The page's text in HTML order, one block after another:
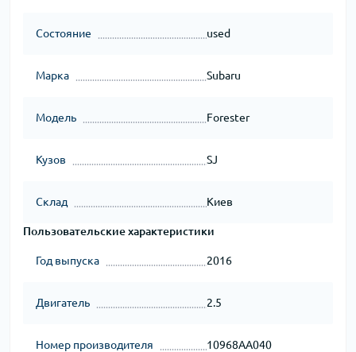
Состояние used
Марка Subaru
Модель Forester
Кузов SJ
Склад Киев
Пользовательские характеристики
Год выпуска 2016
Двигатель 2.5
Номер производителя 10968AA040